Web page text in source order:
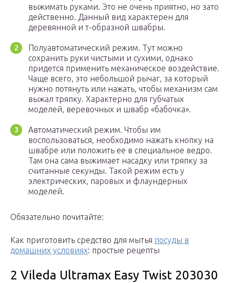
выжимать руками. Это не очень приятно, но зато
действенно. Данный вид характерен для
деревянной и т-образной швабры.
Полуавтоматический режим. Тут можно
сохранить руки чистыми и сухими, однако
придется применить механическое воздействие.
Чаще всего, это небольшой рычаг, за который
нужно потянуть или нажать, чтобы механизм сам
выжал тряпку. Характерно для губчатых
моделей, веревочных и швабр «бабочка».
Автоматический режим. Чтобы им
воспользоваться, необходимо нажать кнопку на
швабре или положить ее в специальное ведро.
Там она сама выжимает насадку или тряпку за
считанные секунды. Такой режим есть у
электрических, паровых и флаундерных
моделей.
Обязательно почитайте:
Как приготовить средство для мытья посуды в
домашних условиях: простые рецепты
2 Vileda Ultramax Easy Twist 203030